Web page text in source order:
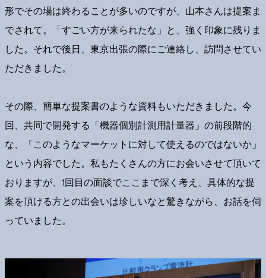
形でその場は終わることが多いのですが、山本さんは提案ま
でされて。「すごい方が来られたな」と、強く印象に残りま
した。それで後日、東京出張の際にご連絡し、訪問させてい
ただきました。
その際、簡単な提案書のような資料もいただきました。今
回、共同で開発する「機器個別計測用計量器」の前段階的
な、「このようなマーケットに対して使えるのではないか」
という内容でした。私もたくさんの方にお会いさせて頂いて
おりますが、1回目の面談でここまで深く考え、具体的な提
案を頂ける方との出会いは珍しいなと驚きながら、お話を伺
っていました。